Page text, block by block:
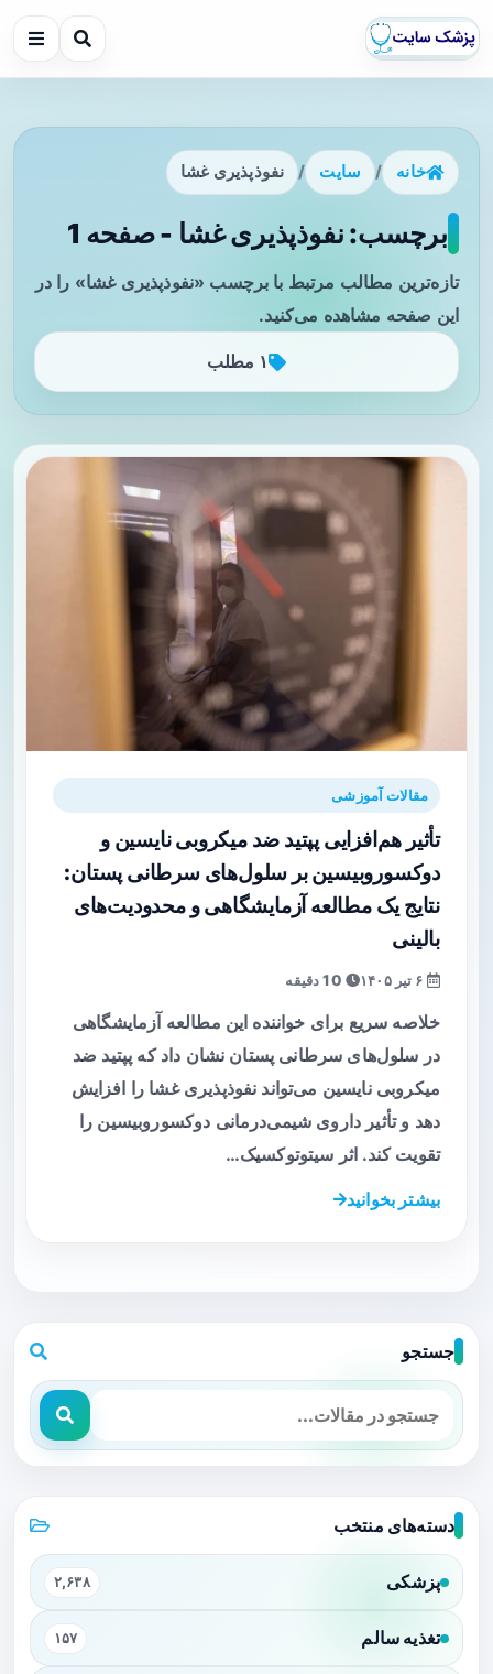
خانه / سایت / نفوذپذیری غشا
برچسب: نفوذپذیری غشا - صفحه 1
تازه‌ترین مطالب مرتبط با برچسب «نفوذپذیری غشا» را در
این صفحه مشاهده می‌کنید.
۱ مطلب
مقالات آموزشی
تأثیر هم‌افزایی پپتید ضد میکروبی نایسین و
دوکسوروبیسین بر سلول‌های سرطانی پستان:
نتایج یک مطالعه آزمایشگاهی و محدودیت‌های
بالینی
خلاصه سریع برای خواننده این مطالعه آزمایشگاهی
در سلول‌های سرطانی پستان نشان داد که پپتید ضد
میکروبی نایسین می‌تواند نفوذپذیری غشا را افزایش
دهد و تأثیر داروی شیمی‌درمانی دوکسوروبیسین را
تقویت کند. اثر سیتوتوکسیک…
بیشتر بخوانید
جستجو
دسته‌های منتخب
پزشکی ۲,۶۳۸
تغذیه سالم ۱۵۷